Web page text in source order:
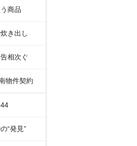
商品
き出し
相次ぐ
物件契約
“発見”